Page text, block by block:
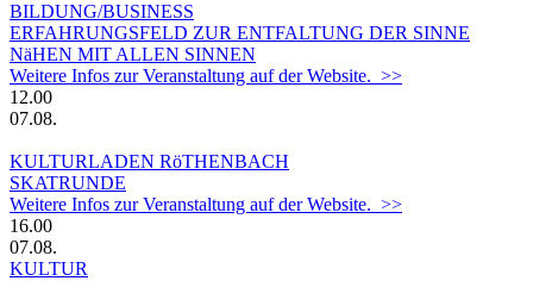
BILDUNG/BUSINESS
ERFAHRUNGSFELD ZUR ENTFALTUNG DER SINNE
NäHEN MIT ALLEN SINNEN
Weitere Infos zur Veranstaltung auf der Website. >>
12.00
07.08.
KULTURLADEN RöTHENBACH
SKATRUNDE
Weitere Infos zur Veranstaltung auf der Website. >>
16.00
07.08.
KULTUR